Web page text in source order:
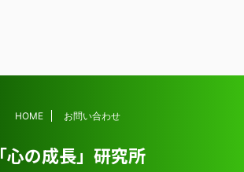
HOME お問い合わせ
「心の成長」研究所